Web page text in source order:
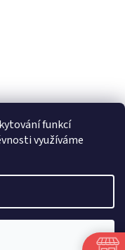
funkcí
využíváme
Upravit nastavení